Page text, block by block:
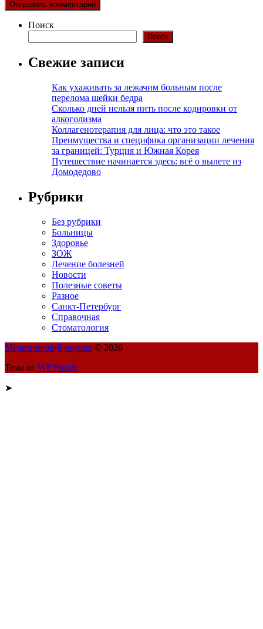
Поиск
Поиск
Свежие записи
Как ухаживать за лежачим больным после
перелома шейки бедра
Сколько дней нельзя пить после кодировки от
алкоголизма
Коллагенотерапия для лица: что это такое
Преимущества и специфика организации лечения
за границей: Турция и Южная Корея
Путешествие начинается здесь: всё о вылете из
Домодедово
Рубрики
Без рубрики
Больницы
Здоровье
ЗОЖ
Лечение болезней
Новости
Полезные советы
Разное
Санкт-Петербург
Справочная
Стоматология
Медицинский портал © 2026
Тема от WP Puzzle
➤